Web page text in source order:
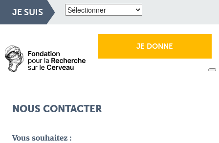
JE SUIS
JE DONNE
NOUS CONTACTER
Vous souhaitez :